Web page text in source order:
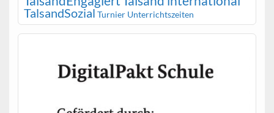
TalsandSozial Turnier Unterrichtszeiten